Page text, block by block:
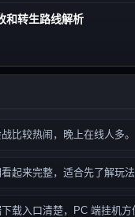
和转生路线解析
比较热闹，晚上在线人多。
起来完整，适合先了解玩法
载入口清楚，PC 端挂机方